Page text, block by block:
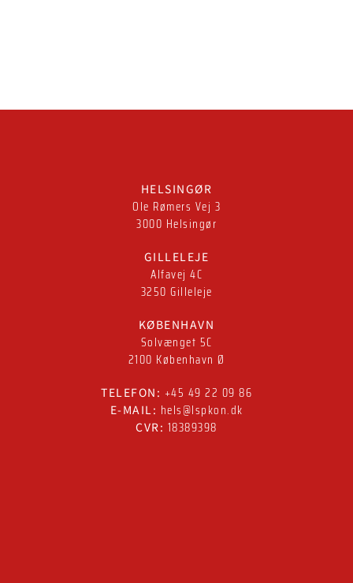
HELSINGØR
Ole Rømers Vej 3
3000 Helsingør
GILLELEJE
Alfavej 4C
3250 Gilleleje
KØBENHAVN
Solvænget 5C
2100 København Ø
TELEFON: +45 49 22 09 86
E-MAIL: hels@lspkon.dk
CVR: 18389398